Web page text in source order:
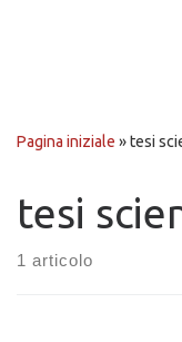
Pagina iniziale »tesi
tesi
1 articolo